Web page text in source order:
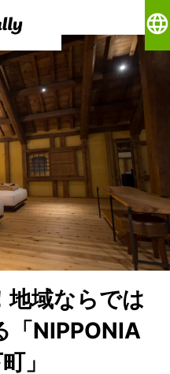
language
地域ならでは
「NIPPONIA
」